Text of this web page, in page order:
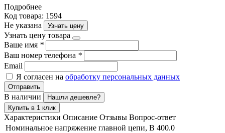
Подробнее
Код товара: 1594
Не указана
Узнать цену
Узнать цену товара
Ваше имя *
Ваш номер телефона *
Email
Я согласен на обработку персональных данных
Отправить
В наличии
Нашли дешевле?
Купить в 1 клик
Характеристики Описание Отзывы Вопрос-ответ
Номинальное напряжение главной цепи, В 400.0